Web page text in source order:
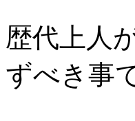
歴代上人
ずべき事